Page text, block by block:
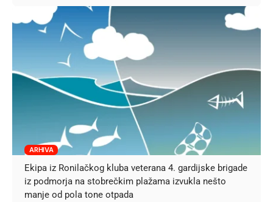
ARHIVA
Ekipa iz Ronilačkog kluba veterana 4. gardijske brigade
iz podmorja na stobrečkim plažama izvukla nešto
manje od pola tone otpada